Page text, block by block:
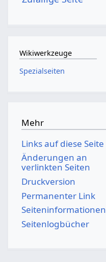
Wikiwerkzeuge
Spezialseiten
Mehr
Links auf diese Seite
Änderungen an
verlinkten Seiten
Druckversion
Permanenter Link
Seiten­­informationen
Seitenlogbücher